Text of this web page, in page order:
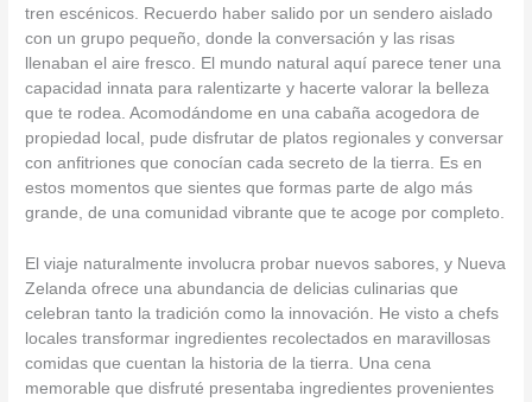
tren escénicos. Recuerdo haber salido por un sendero aislado
con un grupo pequeño, donde la conversación y las risas
llenaban el aire fresco. El mundo natural aquí parece tener una
capacidad innata para ralentizarte y hacerte valorar la belleza
que te rodea. Acomodándome en una cabaña acogedora de
propiedad local, pude disfrutar de platos regionales y conversar
con anfitriones que conocían cada secreto de la tierra. Es en
estos momentos que sientes que formas parte de algo más
grande, de una comunidad vibrante que te acoge por completo.
El viaje naturalmente involucra probar nuevos sabores, y Nueva
Zelanda ofrece una abundancia de delicias culinarias que
celebran tanto la tradición como la innovación. He visto a chefs
locales transformar ingredientes recolectados en maravillosas
comidas que cuentan la historia de la tierra. Una cena
memorable que disfruté presentaba ingredientes provenientes